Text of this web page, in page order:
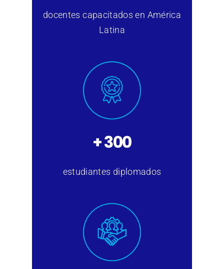
docentes capacitados en América
Latina
+ 300
estudiantes diplomados